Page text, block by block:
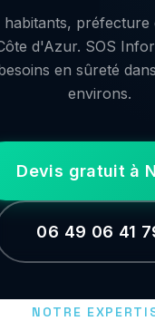
préfecture
d'Azur. SOS
en sûreté
environs.
Devis gratuit à
06 49 06 41
NOTRE